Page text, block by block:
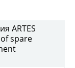
ARTES
of spare